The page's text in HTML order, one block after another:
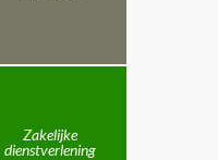
Zakelijke
dienstverlening